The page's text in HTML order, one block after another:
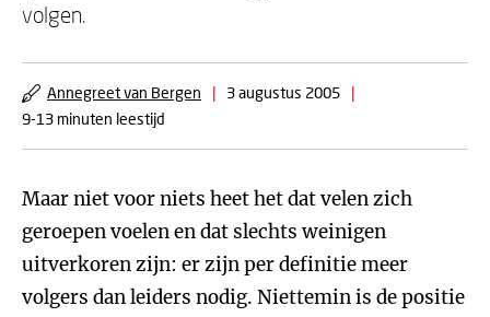
volgen.
Annegreet van Bergen | 3 augustus 2005
|
9-13 minuten leestijd
Maar niet voor niets heet het dat velen zich
geroepen voelen en dat slechts weinigen
uitverkoren zijn: er zijn per definitie meer
volgers dan leiders nodig. Niettemin is de positie